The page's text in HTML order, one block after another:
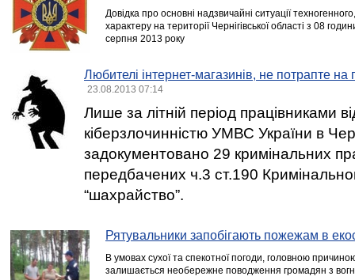
Довідка про основні надзвичайні ситуації
характеру на території Чернігівської області з 08
серпня 2013 року
Любителі інтернет-магазинів, не потрапте на
23.08.2013 07:14
Лише за літній період працівниками
кіберзлочинністю УМВС України в
задокументовано 29 кримінальних
передбачених ч.3 ст.190
“шахрайство”.
Рятувальники запобігають пожежам в
В умовах сухої та спекотної погоди, головною
залишається необережне поводження громадян з